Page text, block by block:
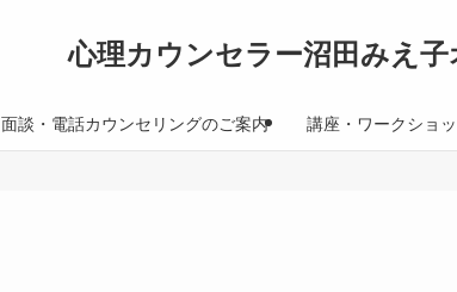
心理カウンセラー沼田みえ
面談・電話カウンセリングのご案内 講座・ワークショ